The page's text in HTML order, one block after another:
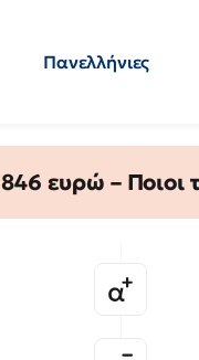
Πανελλήνιες
ευρώ – Ποιοι